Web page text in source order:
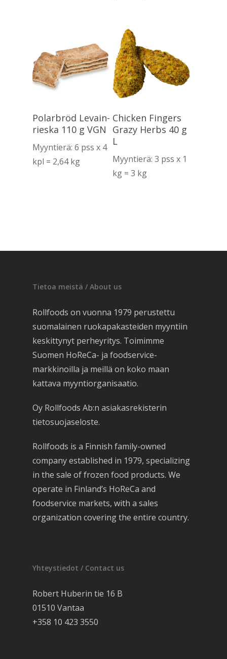
Lue Lisää
Polarbröd Levain-
rieska 110 g VGN
Myyntierä: 6 pss x 4
kpl = 2,64 kg
Lue Lisää
Chicken Fingers
Grazy Herbs 40 g
L
Myyntierä: 3 pss x 1
kg = 3 kg
Tietoa meistä / About us
Rollfoods on vuonna 1979 perustettu
suomalainen ruokapakasteiden myyntiin
keskittynyt perheyritys. Toimimme
Suomen HoReCa- ja foodservice-
markkinoilla ja meillä on koko maan
kattava myyntiorganisaatio.
Oy Rollfoods Ab:n asiakasrekisterin
tietosuojaseloste.
Rollfoods is a Finnish family-owned
company established in 1979, specializing
in the sale of frozen food products. We
operate in Finland’s HoReCa and
foodservice markets, with a sales
organization covering the entire country.
Yhteystiedot / Contact us
Robert Huberin tie 16 B
01510 Vantaa
+358 10 423 3550